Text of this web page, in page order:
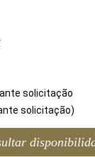
solicitação
solicitação)